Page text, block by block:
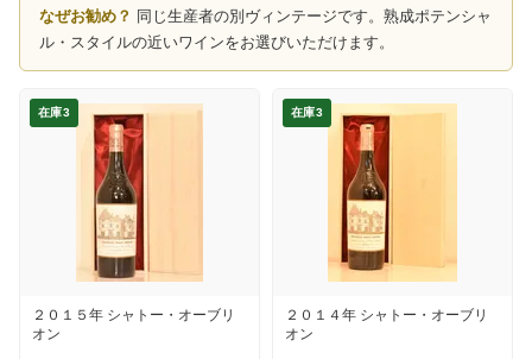
なぜお勧め？ 同じ生産者の別ヴィンテージです。熟成ポテンシャ
ル・スタイルの近いワインをお選びいただけます。
在庫3
２０１５年 シャトー・オーブリ
オン
在庫3
２０１４年 シャトー・オーブリ
オン